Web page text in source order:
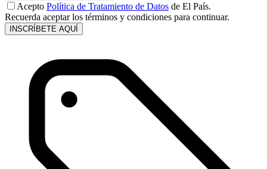
Acepto Política de Tratamiento de Datos de El País.
Recuerda aceptar los términos y condiciones para continuar.
INSCRÍBETE AQUÍ